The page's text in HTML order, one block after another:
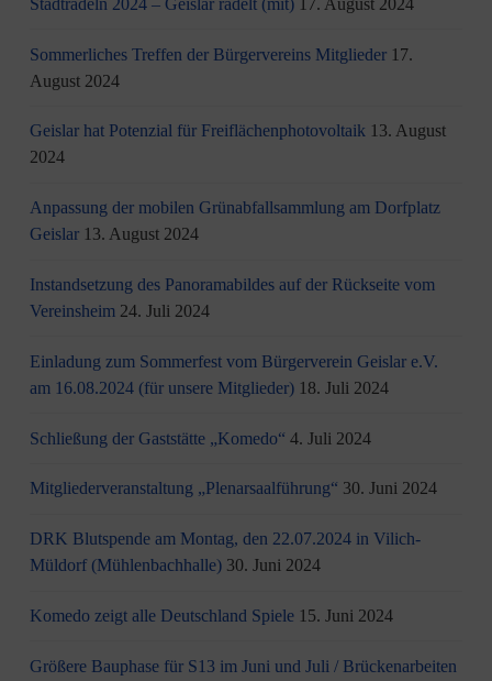
Sommerliches Treffen der Bürgervereins Mitglieder 17.
August 2024
Geislar hat Potenzial für Freiflächenphotovoltaik 13. August
2024
Anpassung der mobilen Grünabfallsammlung am Dorfplatz
Geislar 13. August 2024
Instandsetzung des Panoramabildes auf der Rückseite vom
Vereinsheim 24. Juli 2024
Einladung zum Sommerfest vom Bürgerverein Geislar e.V.
am 16.08.2024 (für unsere Mitglieder) 18. Juli 2024
Schließung der Gaststätte „Komedo“ 4. Juli 2024
Mitgliederveranstaltung „Plenarsaalführung“ 30. Juni 2024
DRK Blutspende am Montag, den 22.07.2024 in Vilich-
Müldorf (Mühlenbachhalle) 30. Juni 2024
Komedo zeigt alle Deutschland Spiele 15. Juni 2024
Größere Bauphase für S13 im Juni und Juli / Brü­cken­ar­bei­ten